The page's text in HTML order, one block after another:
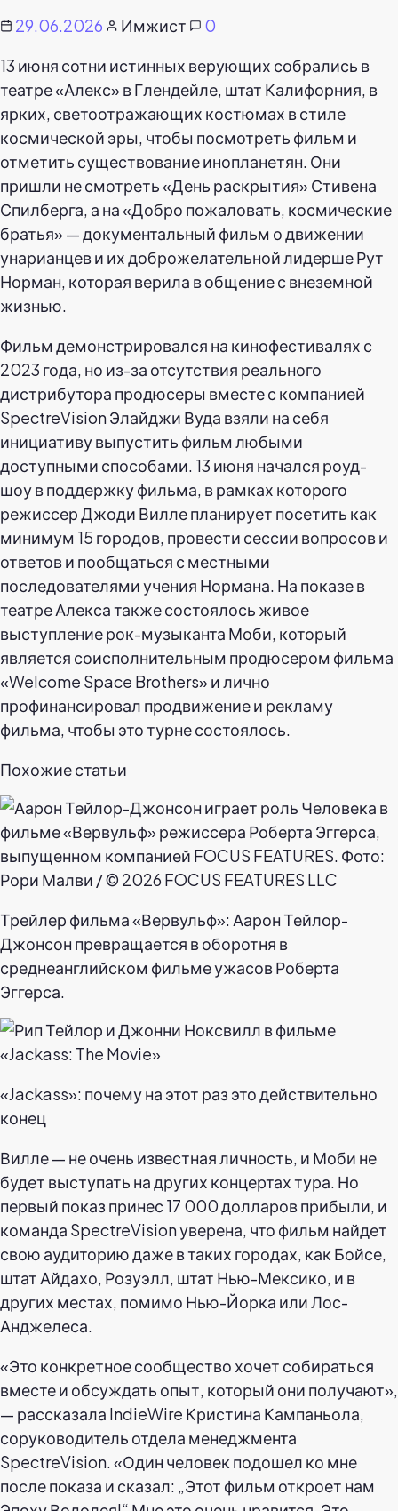
29.06.2026 Имжист
0
13 июня сотни истинных верующих собрались в
театре «Алекс» в Глендейле, штат Калифорния, в
ярких, светоотражающих костюмах в стиле
космической эры, чтобы посмотреть фильм и
отметить существование инопланетян. Они
пришли не смотреть «День раскрытия» Стивена
Спилберга, а на «Добро пожаловать, космические
братья» — документальный фильм о движении
унарианцев и их доброжелательной лидерше Рут
Норман, которая верила в общение с внеземной
жизнью.
Фильм демонстрировался на кинофестивалях с
2023 года, но из-за отсутствия реального
дистрибутора продюсеры вместе с компанией
SpectreVision Элайджи Вуда взяли на себя
инициативу выпустить фильм любыми
доступными способами. 13 июня начался роуд-
шоу в поддержку фильма, в рамках которого
режиссер Джоди Вилле планирует посетить как
минимум 15 городов, провести сессии вопросов и
ответов и пообщаться с местными
последователями учения Нормана. На показе в
театре Алекса также состоялось живое
выступление рок-музыканта Моби, который
является соисполнительным продюсером фильма
«Welcome Space Brothers» и лично
профинансировал продвижение и рекламу
фильма, чтобы это турне состоялось.
Похожие статьи
Трейлер фильма «Вервульф»: Аарон Тейлор-
Джонсон превращается в оборотня в
среднеанглийском фильме ужасов Роберта
Эггерса.
«Jackass»: почему на этот раз это действительно
конец
Вилле — не очень известная личность, и Моби не
будет выступать на других концертах тура. Но
первый показ принес 17 000 долларов прибыли, и
команда SpectreVision уверена, что фильм найдет
свою аудиторию даже в таких городах, как Бойсе,
штат Айдахо, Розуэлл, штат Нью-Мексико, и в
других местах, помимо Нью-Йорка или Лос-
Анджелеса.
«Это конкретное сообщество хочет собираться
вместе и обсуждать опыт, который они получают»,
— рассказала IndieWire Кристина Кампаньола,
соруководитель отдела менеджмента
SpectreVision. «Один человек подошел ко мне
после показа и сказал: „Этот фильм откроет нам